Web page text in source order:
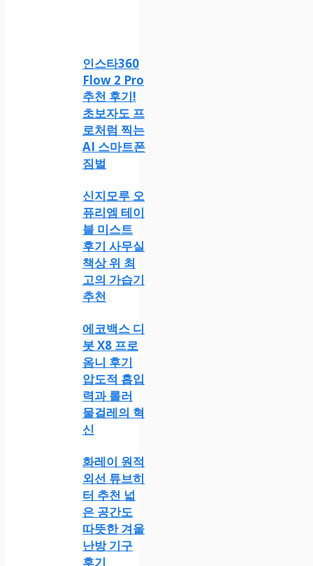
인스타360
Flow 2 Pro
추천 후기!
초보자도 프
로처럼 찍는
AI 스마트폰
짐벌
신지모루 오
퓨리엠 테이
블 미스트
후기 사무실
책상 위 최
고의 가습기
추천
에코백스 디
봇 X8 프로
옴니 후기
압도적 흡입
력과 롤러
물걸레의 혁
신
화레이 원적
외선 튜브히
터 추천 넓
은 공간도
따뜻한 겨울
난방 기구
후기